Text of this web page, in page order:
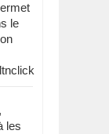
le
les